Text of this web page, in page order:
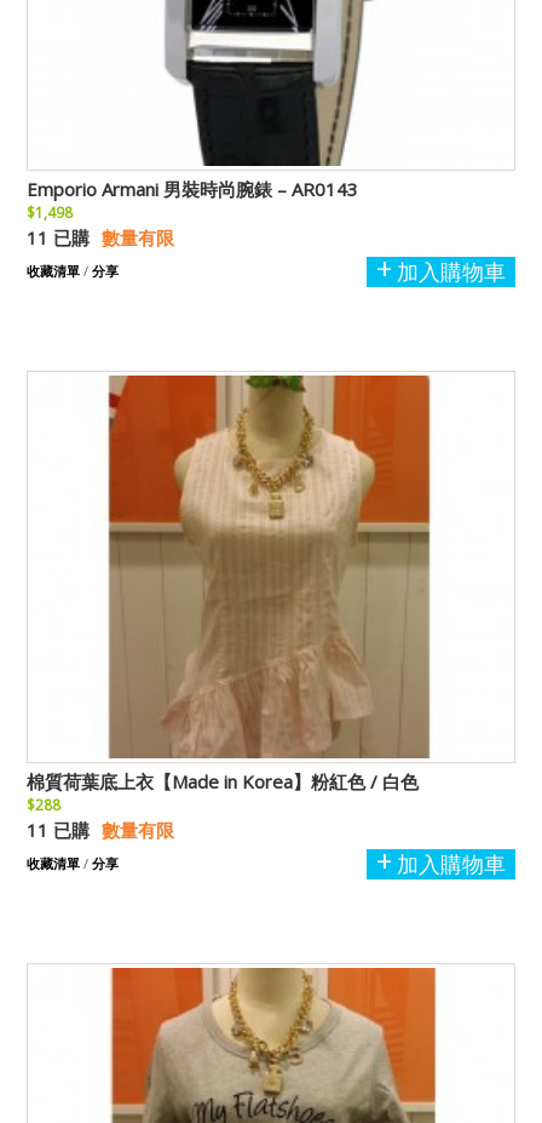
Emporio Armani 男裝時尚腕錶 – AR0143
$1,498
11 已購 數量有限
加入購物車
收藏清單 / 分享
棉質荷葉底上衣【Made in Korea】粉紅色 / 白色
$288
11 已購 數量有限
加入購物車
收藏清單 / 分享